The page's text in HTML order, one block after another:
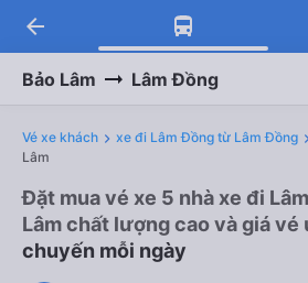
Tải app Vexere ngay!
Nhận ưu đãi thành viên độc
Tải app Vexere
-30k/ghế khi đặt vé máy
arrow_back
Bảo Lâm Lâm Đồng
Vé xe khách xe đi Lâm Đồng từ Lâm Đồng
Lâm
Đặt mua vé xe 5 nhà xe đi
Lâm chất lượng cao và giá vé
chuyến mỗi ngày